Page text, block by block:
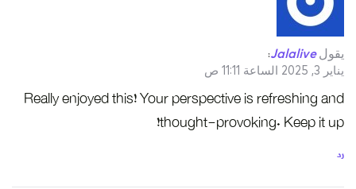
يقول Jalalive
:
يناير 3, 2025 الساعة 11:11 ص
Really enjoyed this! Your perspective is refreshing and
thought-provoking. Keep it up!
رد